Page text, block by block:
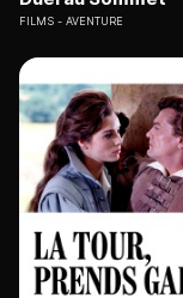
FILMS AVENTURE